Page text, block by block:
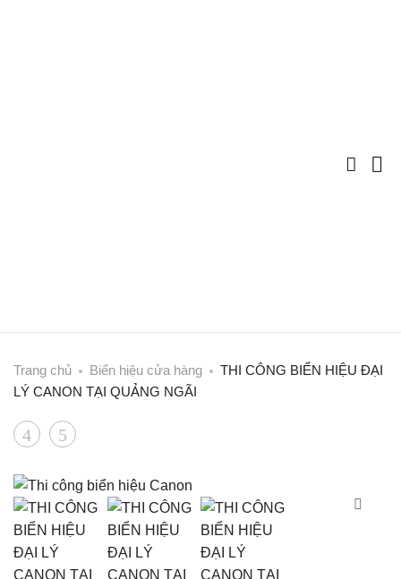
Trang chủ Biển hiệu cửa hàng
THI CÔNG BIỂN HIỆU ĐẠI
LÝ CANON TẠI QUẢNG NGÃI
Product
navigation
LED
TRÍ
TOÀ
NHÀ
HO
THI
BIỂN
HIỆU
CHO
CHUỖI